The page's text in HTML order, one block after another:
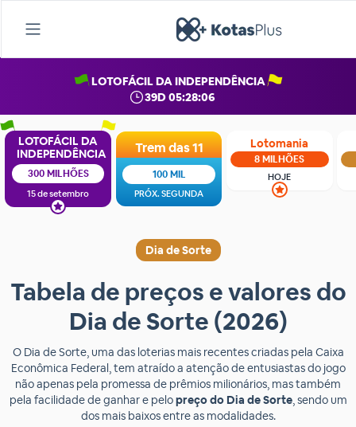
LOTOFÁCIL DA INDEPENDÊNCIA
39D 05:28:05
LOTOFÁCIL DA
INDEPENDÊNCIA
300 MILHÕES
15 de setembro
Trem das 11
100 MIL
PRÓX. SEGUNDA
Lotomania
8 MILHÕES
HOJE
Dia de Sorte
Tabela de preços e valores do
Dia de Sorte (2026)
O Dia de Sorte, uma das loterias mais recentes criadas pela Caixa
Econômica Federal, tem atraído a atenção de entusiastas do jogo
não apenas pela promessa de prêmios milionários, mas também
pela facilidade de ganhar e pelopreço do Dia de Sorte, sendo um
dos mais baixos entre as modalidades.